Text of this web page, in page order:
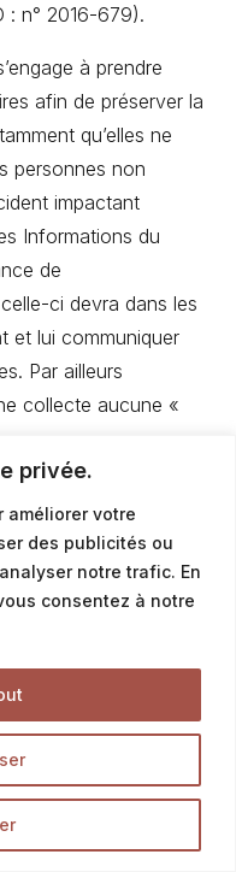
privée.
améliorer votre
des publicités ou
notre trafic. En
consentez à notre
: n° 2016-679).
à prendre
afin de préserver la
qu’elles ne
personnes non
impactant
Informations du
de
ci devra dans les
et lui communiquer
Par ailleurs
collecte aucune «
et des sous-traitants
afin de
politique.
principales
aux données
sont
service client.